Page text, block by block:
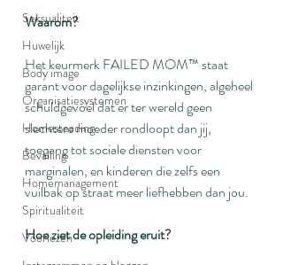
Seksualiteit
Huwelijk
Body image
Organisatiesystemen
Homesteading
Bevalling
Homemanagement
Spiritualiteit
Voorlezen
Waarom?
Het keurmerk FAILED MOM™ staat
garant voor dagelijkse inzinkingen, algeheel
schuldgevoel dat er ter wereld geen
slechtere moeder rondloopt dan jij,
toegang tot sociale diensten voor
marginalen, en kinderen die zelfs een
vuilbak op straat meer liefhebben dan jou.
Hoe ziet de opleiding eruit?